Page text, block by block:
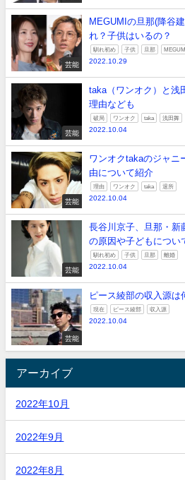
芸能
MEGUMIの旦那(降谷
れ？子供はいるの？
馴れ初め 子供 旦那 MEGUMI
2022.10.29
芸能
taka（ワンオク）と浅
理由なども
破局 ワンオク taka 浅田舞
2022.10.04
芸能
ワンオクtakaのジャニ
由について紹介
理由 ワンオク taka 退所
2022.10.04
芸能
長谷川京子、旦那・新
の原因や子どもについ
馴れ初め 子供 旦那 離婚
2022.10.04
芸能
ピース綾部の収入源は
現在 ピース綾部 収入源
2022.10.04
アーカイブ
2022年10月
2022年9月
2022年8月